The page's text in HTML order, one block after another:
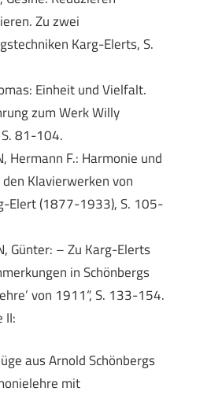
Zu zwei
Karg-Elerts, S.
Einheit und Vielfalt.
zum Werk Willy
81-104.
Hermann F.: Harmonie und
Klavierwerken von
Elert (1877-1933), S. 105-
Günter: – Zu Karg-Elerts
in Schönbergs
von 1911“, S. 133-154.
II:
aus Arnold Schönbergs
mit